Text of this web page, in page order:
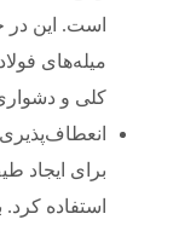
است. این
میله‌های
کلی و
برای ایجاد
استفاده